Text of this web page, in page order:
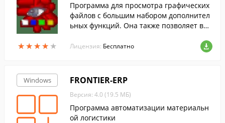
★★★★ ★
★★★★ ★
Программа для просмотра графических
файлов с большим набором дополнител
ьных функций. Она также позволяет вос
Лицензия: Бесплатно
Windows FRONTIER-ERP
Версия: 4.0 (19.5 МБ)
Программа автоматизации материальн
ой логистики